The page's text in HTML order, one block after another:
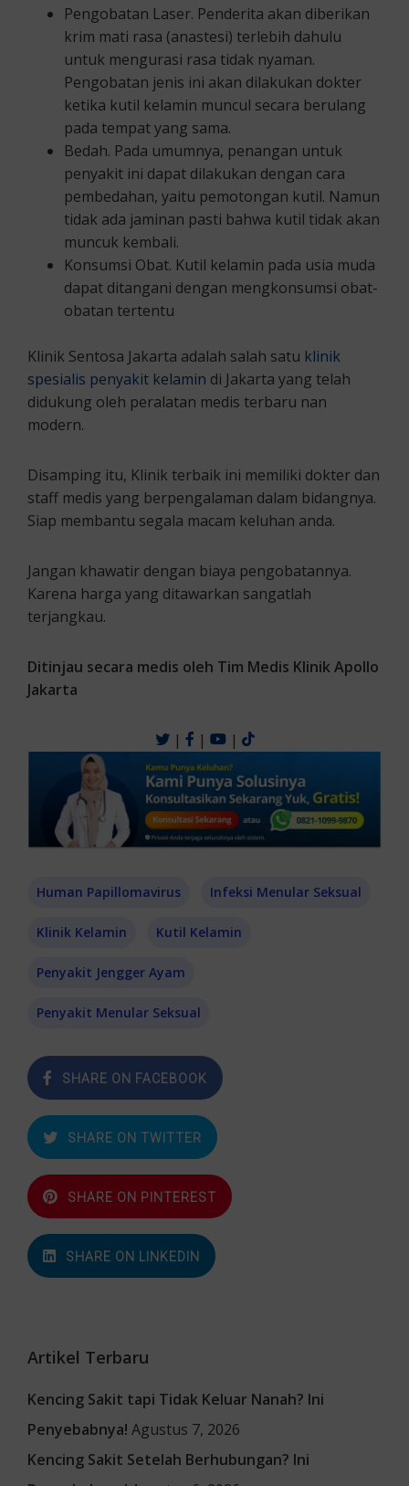
Pengobatan Laser. Penderita akan diberikan
krim mati rasa (anastesi) terlebih dahulu
untuk mengurasi rasa tidak nyaman.
Pengobatan jenis ini akan dilakukan dokter
ketika kutil kelamin muncul secara berulang
pada tempat yang sama.
Bedah. Pada umumnya, penangan untuk
penyakit ini dapat dilakukan dengan cara
pembedahan, yaitu pemotongan kutil. Namun
tidak ada jaminan pasti bahwa kutil tidak akan
muncuk kembali.
Konsumsi Obat. Kutil kelamin pada usia muda
dapat ditangani dengan mengkonsumsi obat-
obatan tertentu
Klinik Sentosa Jakarta adalah salah satu klinik
spesialis penyakit kelamin di Jakarta yang telah
didukung oleh peralatan medis terbaru nan
modern.
Disamping itu, Klinik terbaik ini memiliki dokter dan
staff medis yang berpengalaman dalam bidangnya.
Siap membantu segala macam keluhan anda.
Jangan khawatir dengan biaya pengobatannya.
Karena harga yang ditawarkan sangatlah
terjangkau.
Ditinjau secara medis oleh Tim Medis Klinik Apollo
Jakarta
| | |
Human Papillomavirus Infeksi Menular Seksual
Klinik Kelamin Kutil Kelamin
Penyakit Jengger Ayam
Penyakit Menular Seksual
SHARE ON FACEBOOK
SHARE ON TWITTER
SHARE ON PINTEREST
SHARE ON LINKEDIN
Artikel Terbaru
Kencing Sakit tapi Tidak Keluar Nanah? Ini
Penyebabnya! Agustus 7, 2026
Kencing Sakit Setelah Berhubungan? Ini